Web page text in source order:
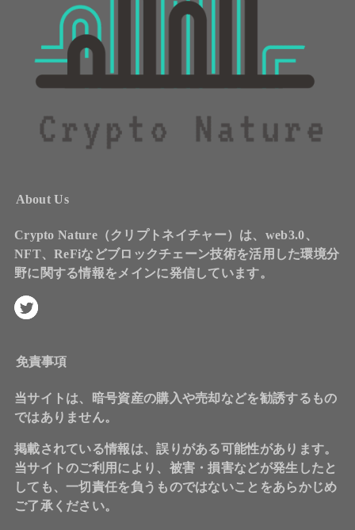
About Us
Crypto Nature（クリプトネイチャー）は、web3.0、
NFT、ReFiなどブロックチェーン技術を活用した環境分
野に関する情報をメインに発信しています。
免責事項
当サイトは、暗号資産の購入や売却などを勧誘するもの
ではありません。
掲載されている情報は、誤りがある可能性があります。
当サイトのご利用により、被害・損害などが発生したと
しても、一切責任を負うものではないことをあらかじめ
ご了承ください。